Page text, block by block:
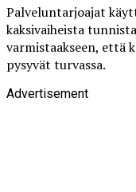
Palveluntarjoajat
kaksivaiheista
varmistaakseen, että
pysyvät turvassa.
Advertisement